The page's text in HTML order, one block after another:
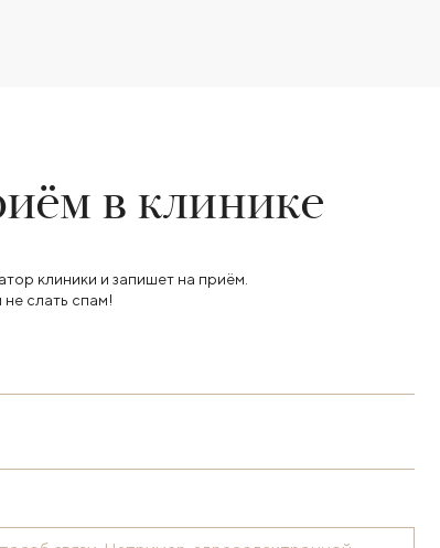
в клинике
клиники и запишет на приём.
слать спам!